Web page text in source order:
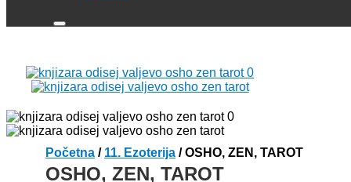
Početna / 11. Ezoterija / OSHO, ZEN, TAROT
OSHO, ZEN, TAROT